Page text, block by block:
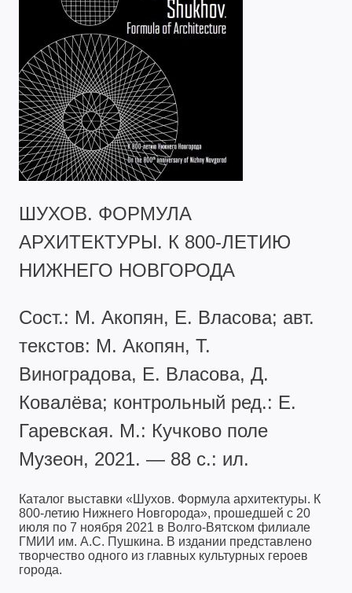
ШУХОВ. ФОРМУЛА
АРХИТЕКТУРЫ. К 800-ЛЕТИЮ
НИЖНЕГО НОВГОРОДА
Сост.: М. Акопян, Е. Власова; авт.
текстов: М. Акопян, Т.
Виноградова, Е. Власова, Д.
Ковалёва; контрольный ред.: Е.
Гаревская. М.: Кучково поле
Музеон, 2021. — 88 с.: ил.
Каталог выставки «Шухов. Формула архитектуры. К
800-летию Нижнего Новгорода», прошедшей с 20
июля по 7 ноября 2021 в Волго-Вятском филиале
ГМИИ им. А.С. Пушкина. В издании представлено
творчество одного из главных культурных героев
города.